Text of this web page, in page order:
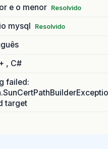
e o menor Resolvido
mysql Resolvido
, C#
failed:
target